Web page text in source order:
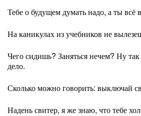
Тебе о будущем думать надо, а ты всё
На каникулах из учебников не
Чего сидишь? Заняться нечем? Ну так
дело.
Сколько можно говорить: выключай
Надень свитер, я же знаю, что тебе